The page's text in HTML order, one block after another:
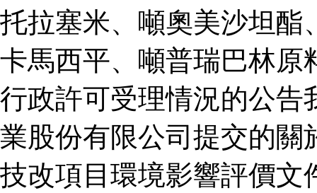
托拉塞米、噸奧美沙坦酯
卡馬西平、噸普瑞巴林原
行政許可受理情況的公告
業股份有限公司提交的關
技改項目環境影響評價文